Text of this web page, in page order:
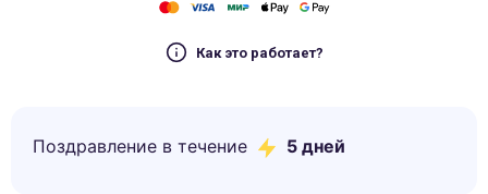
Как это работает?
Поздравление в течение 5 дней